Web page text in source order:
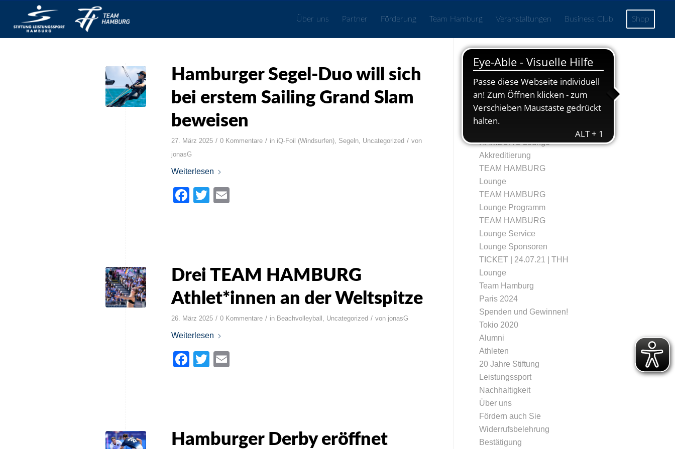
Über uns Partner Förderung Team Hamburg Veranstaltungen Business Club Shop
Hamburger Segel-Duo will sich
bei erstem Sailing Grand Slam
beweisen
27. März 2025 / 0 Kommentare / in iQ-Foil (Windsurfen), Segeln, Uncategorized / von
jonasG
Weiterlesen
Facebook
Twitter
Drei TEAM HAMBURG
Athlet*innen an der Weltspitze
26. März 2025 / 0 Kommentare / in Beachvolleyball , Uncategorized / von jonasG
Weiterlesen
Facebook
Twitter
Hamburger Derby eröffnet
Seiten
Echtheit von
Bewertungen
TRegistrierung
HAMBURG Lounge
Akkreditierung
TEAM HAMBURG
Lounge
TEAM HAMBURG
Lounge Programm
TEAM HAMBURG
Lounge Service
Lounge Sponsoren
TICKET | 24.07.21 | THH
Lounge
Team Hamburg
Paris 2024
Spenden und Gewinnen!
Tokio 2020
Alumni
Athleten
20 Jahre Stiftung
Leistungssport
Nachhaltigkeit
Über uns
Fördern auch Sie
Widerrufsbelehrung
Bestätigung